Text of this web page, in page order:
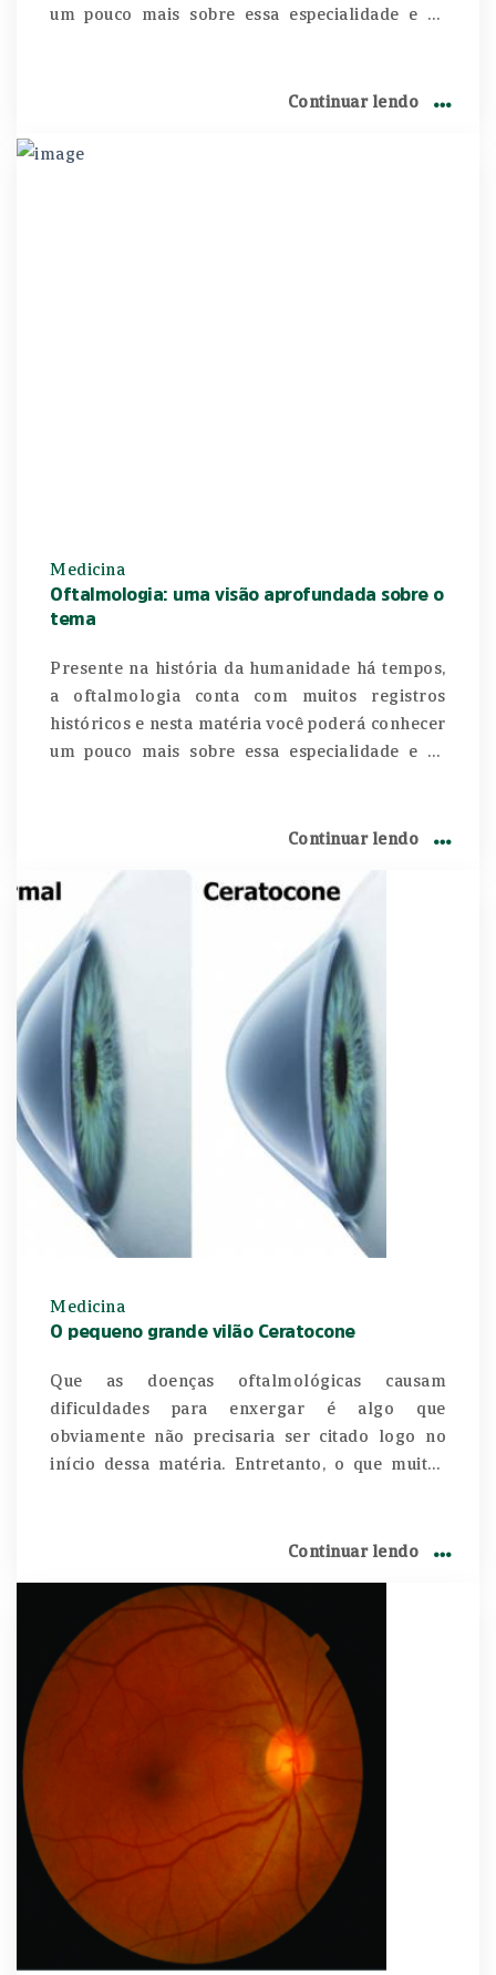
um pouco mais sobre essa especialidade e os
catarata datam ainda do tempo dos egípcios.
Continuar lendo
Medicina
Oftalmologia: uma visão aprofundada sobre o
tema
Presente na história da humanidade há tempos,
a oftalmologia conta com muitos registros
históricos e nesta matéria você poderá conhecer
um pouco mais sobre essa especialidade e os
catarata datam ainda do tempo dos egípcios.
Continuar lendo
Medicina
O pequeno grande vilão Ceratocone
Que as doenças oftalmológicas causam
dificuldades para enxergar é algo que
obviamente não precisaria ser citado logo no
início dessa matéria. Entretanto, o que muitos
doenças. É o caso do ceratocone, na maioria das
Continuar lendo